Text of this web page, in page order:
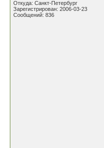
Откуда: Санкт-Петербург
Зарегистрирован: 2006-03-23
Сообщений: 836